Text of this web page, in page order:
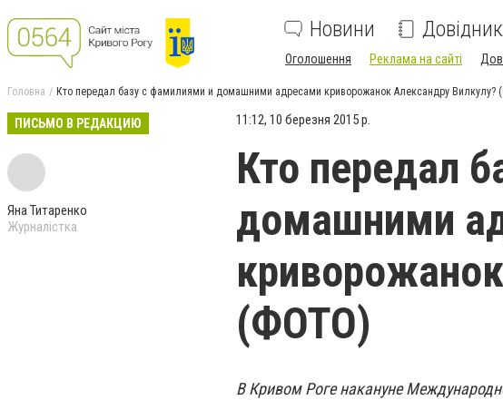
Новини Довідник
Оголошення Реклама на сайті
Головна Кто передал базу с фамилиями и домашними адресами криворожанок Александру Вилкулу?
ПИСЬМО В РЕДАКЦИЮ
Яна Титаренко
Журналістка
11:12, 10 березня 2015 р.
Кто передал
домашними
(ФОТО)
В Кривом Роге накануне